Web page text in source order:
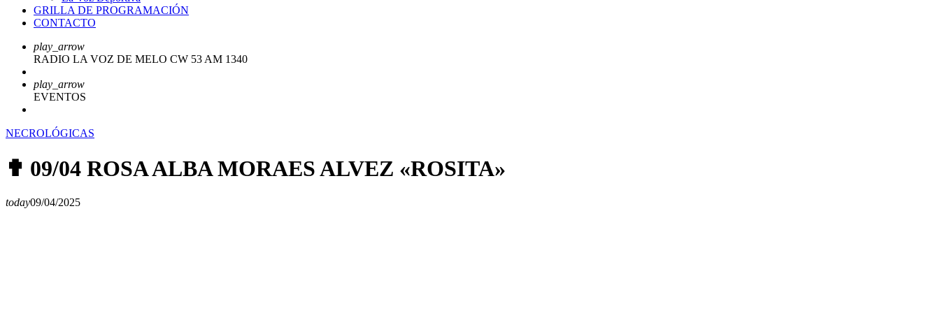
GRILLA DE PROGRAMACIÓN
CONTACTO
play_arrow
RADIO LA VOZ DE MELO CW 53 AM 1340
play_arrow
EVENTOS
NECROLÓGICAS
✟ 09/04 ROSA ALBA MORAES ALVEZ «ROSITA»
today09/04/2025